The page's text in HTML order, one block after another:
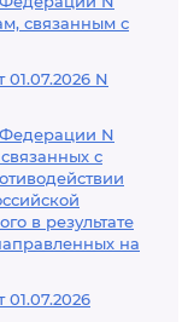
связанным с
N
N
с
в результате
на